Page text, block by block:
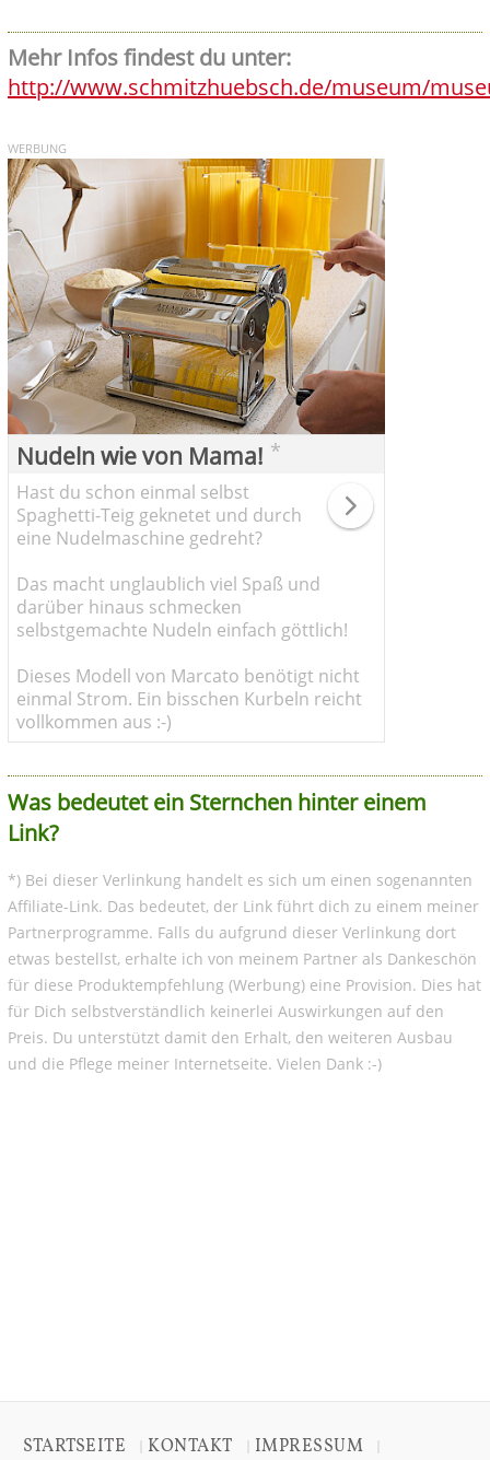
Mehr Infos findest du unter:
http://www.schmitzhuebsch.de/museum/
WERBUNG
Nudeln wie von Mama! *
Hast du schon einmal selbst
Spaghetti-Teig geknetet und durch
eine Nudelmaschine gedreht?
Das macht unglaublich viel Spaß und
darüber hinaus schmecken
selbstgemachte Nudeln einfach göttlich!
Dieses Modell von Marcato benötigt nicht
einmal Strom. Ein bisschen Kurbeln reicht
vollkommen aus :-)
Was bedeutet ein Sternchen hinter einem
Link?
*) Bei dieser Verlinkung handelt es sich um einen sogenannten
Affiliate-Link. Das bedeutet, der Link führt dich zu einem meiner
Partnerprogramme. Falls du aufgrund dieser Verlinkung dort
etwas bestellst, erhalte ich von meinem Partner als Dankeschön
für diese Produktempfehlung (Werbung) eine Provision. Dies hat
für Dich selbstverständlich keinerlei Auswirkungen auf den
Preis. Du unterstützt damit den Erhalt, den weiteren Ausbau
und die Pflege meiner Internetseite. Vielen Dank :-)
STARTSEITE KONTAKT IMPRESSUM